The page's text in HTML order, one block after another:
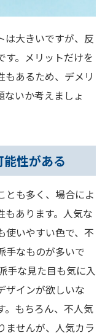
は大きいですが、反
す。メリットだけを
もあるため、デメリ
ないか考えましょ
性がある
とも多く、場合によ
もあります。人気な
使いやすい色で、不
手なものが多いで
手な見た目も気に入
ザインが欲しいな
。もちろん、不人気
ませんが、人気カラ